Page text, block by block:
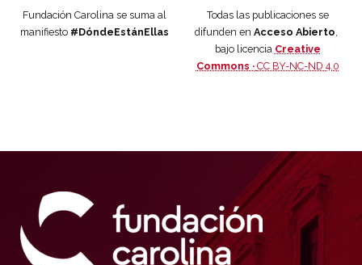
Fundación Carolina se suma al
manifiesto #DóndeEstánEllas
Todas las publicaciones se
difunden en Acceso Abierto,
bajo licencia Creative
Commons · CC BY-NC-ND 4.0